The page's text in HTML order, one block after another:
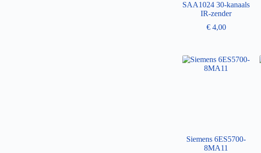
SAA1024 30-kanaals
IR-zender
€4,00
Siemens 6ES5700-
8MA11